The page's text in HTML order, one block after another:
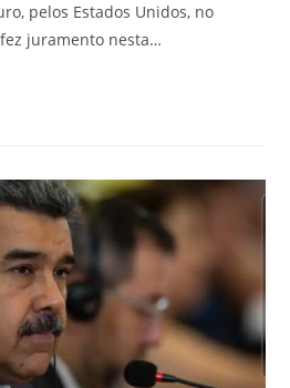
pelos Estados Unidos, no
juramento nesta…